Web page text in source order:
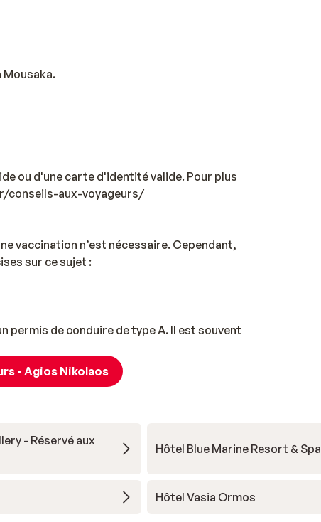
Mousaka.
ou d'une carte d'identité valide. Pour plus
conseils-aux-voyageurs/
vaccination n’est nécessaire. Cependant,
sur ce sujet :
permis de conduire de type A. Il est souvent
- Agios Nikolaos
- Réservé aux
Hôtel Blue Marine Resort & Spa
Hôtel Vasia Ormos